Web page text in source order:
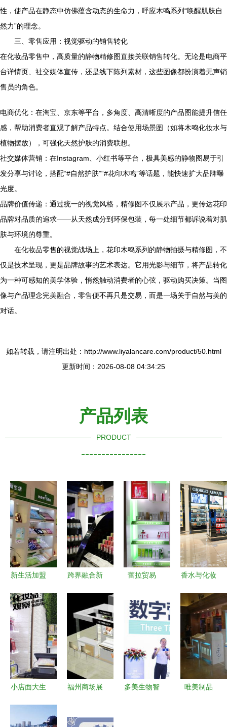
性，使产品在静态中仿佛蕴含动态的生命力，呼应木鸣系列“唤醒肌肤自
然力”的理念。
三、零售应用：视觉驱动的销售转化
在化妆品零售中，高质量的静物精修图直接关联销售转化。无论是电商平
台详情页、社交媒体宣传，还是线下陈列素材，这些图像都扮演着无声销
售员的角色。
电商优化：在淘宝、京东等平台，多角度、高清晰度的产品图能提升信任
感，帮助消费者直观了解产品特点。结合使用场景图（如将木鸣化妆水与
植物摆放），可强化天然护肤的消费联想。
社交媒体营销：在Instagram、小红书等平台，极具美感的静物图易于引
发分享与讨论，搭配“#自然护肤”“#花印木鸣”等话题，能快速扩大品牌曝
光度。
品牌价值传递：通过统一的视觉风格，精修图不仅展示产品，更传达花印
品牌对品质的追求——从天然成分到环保包装，每一处细节都诉说着对肌
肤与环境的尊重。
在化妆品零售的视觉战场上，花印木鸣系列的静物拍摄与精修图，不
仅是技术呈现，更是品牌故事的艺术表达。它用光影与细节，将产品转化
为一种可感知的美学体验，悄然触动消费者的心弦，驱动购买决策。当图
像与产品理念完美融合，零售便不再只是交易，而是一场关于自然与美的
对话。
如若转载，请注明出处：http://www.liyalancare.com/product/50.html
更新时间：2026-08-08 04:34:25
产品列表
PRODUCT
----------------
新生活加盟
家电销售加
盟店前景评
估
跨界融合新
10个美妆零
售与家电销
售融合
的“新物种”
蕾拉贸易
品牌化妆品
加盟首选伙
伴
香水与化妆
风尚的零售
艺术与市场
洞察
小店面大生
福州商场展
计制作 聚
多美生物智
唯美制品